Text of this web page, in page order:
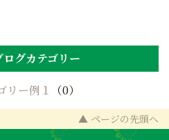
グカテゴリー
リー例１
（0）
▲ ページの先頭へ